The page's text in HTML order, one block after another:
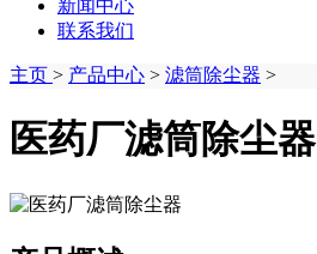
新闻中心
联系我们
主页 > 产品中心 > 滤筒除尘器 >
医药厂滤筒除尘器